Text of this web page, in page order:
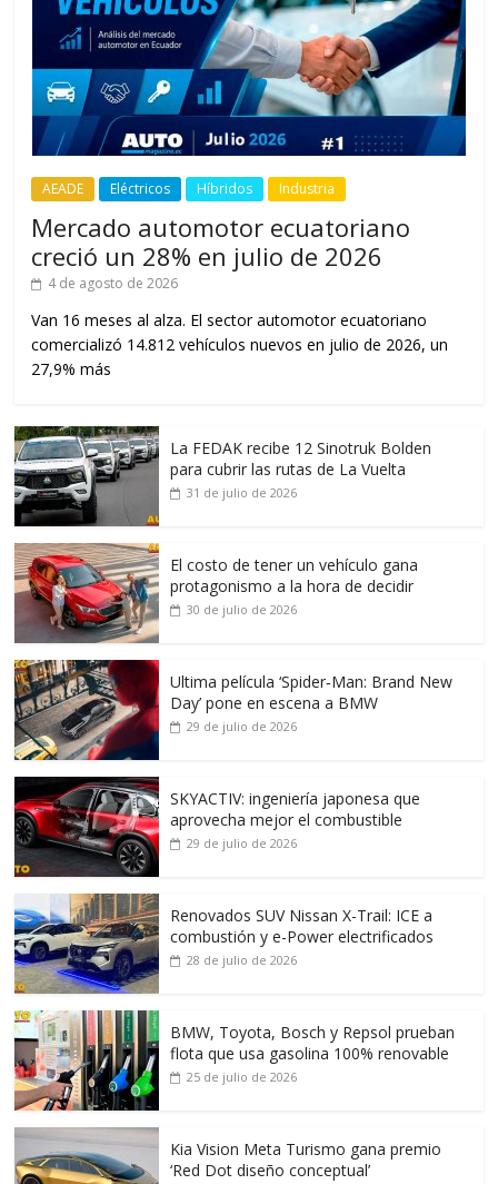
AEADE Eléctricos Híbridos Industria
Mercado automotor ecuatoriano
creció un 28% en julio de 2026
4 de agosto de 2026
Van 16 meses al alza. El sector automotor ecuatoriano
comercializó 14.812 vehículos nuevos en julio de 2026, un
27,9% más
La FEDAK recibe 12 Sinotruk Bolden
para cubrir las rutas de La Vuelta
31 de julio de 2026
El costo de tener un vehículo gana
protagonismo a la hora de decidir
30 de julio de 2026
Ultima película ‘Spider‑Man: Brand New
Day’ pone en escena a BMW
29 de julio de 2026
SKYACTIV: ingeniería japonesa que
aprovecha mejor el combustible
29 de julio de 2026
Renovados SUV Nissan X-Trail: ICE a
combustión y e-Power electrificados
28 de julio de 2026
BMW, Toyota, Bosch y Repsol prueban
flota que usa gasolina 100% renovable
25 de julio de 2026
Kia Vision Meta Turismo gana premio
‘Red Dot diseño conceptual’